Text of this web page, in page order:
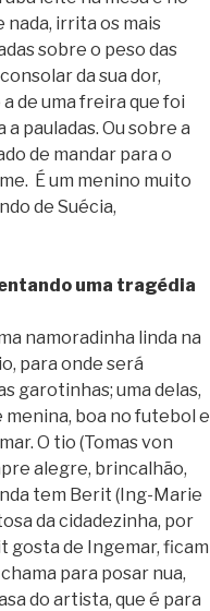
nada, irrita os mais
sobre o peso das
da sua dor,
de uma freira que foi
pauladas. Ou sobre a
de mandar para o
É um menino muito
de Suécia,
uma tragédia
namoradinha linda na
para onde será
garotinhas; uma delas,
menina, boa no futebol e
O tio (Tomas von
alegre, brincalhão,
tem Berit (Ing-Marie
da cidadezinha, por
gosta de Ingemar, ficam
para posar nua,
do artista, que é para